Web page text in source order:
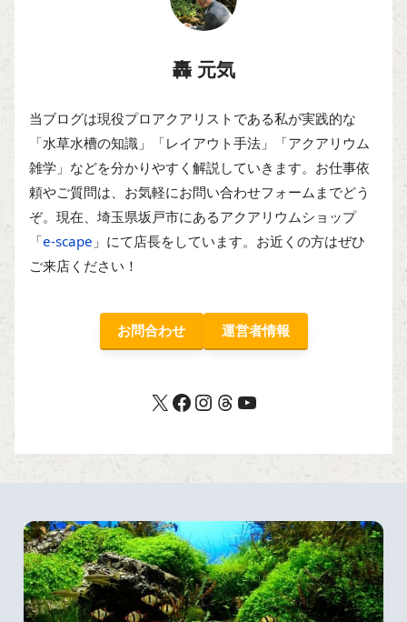
轟 元気
当ブログは現役プロアクアリストである私が実践的な
「水草水槽の知識」「レイアウト手法」「アクアリウム
雑学」などを分かりやすく解説していきます。お仕事依
頼やご質問は、お気軽にお問い合わせフォームまでどう
ぞ。現在、埼玉県坂戸市にあるアクアリウムショップ
「e-scape 」にて店長をしています。お近くの方はぜひ
ご来店ください！
お問合わせ 運営者情報